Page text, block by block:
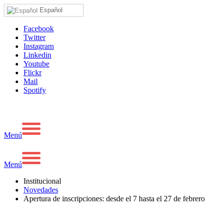
Español
Facebook
Twitter
Instagram
Linkedin
Youtube
Flickr
Mail
Spotify
Menú
Menú
Institucional
Novedades
Apertura de inscripciones: desde el 7 hasta el 27 de febrero